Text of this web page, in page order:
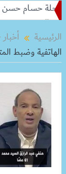
حسام حسن نحو
خورخي
الرئيسية
الهاتفية وضبط